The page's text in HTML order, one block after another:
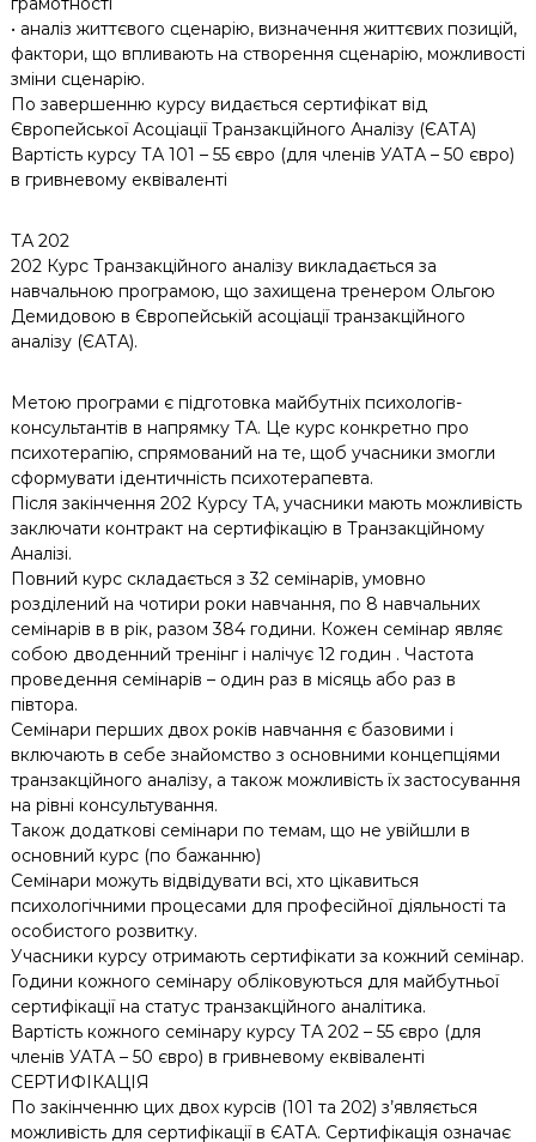
• аналіз життєвого сценарію, визначення життєвих позицій,
фактори, що впливають на створення сценарію, можливості
зміни сценарію.
По завершенню курсу видається сертифікат від
Європейської Асоціації Транзакційного Аналізу (ЄАТА)
Вартість курсу ТА 101 – 55 євро (для членів УАТА – 50 євро)
в гривневому еквіваленті
ТА 202
202 Курс Транзакційного аналізу викладається за
навчальною програмою, що захищена тренером Ольгою
Демидовою в Європейській асоціації транзакційного
аналізу (ЄАТА).
Метою програми є підготовка майбутніх психологів-
консультантів в напрямку ТА. Це курс конкретно про
психотерапію, спрямований на те, щоб учасники змогли
сформувати ідентичність психотерапевта.
Після закінчення 202 Курсу ТА, учасники мають можливість
заключати контракт на сертифікацію в Транзакційному
Аналізі.
Повний курс складається з 32 семінарів, умовно
розділений на чотири роки навчання, по 8 навчальних
семінарів в в рік, разом 384 години. Кожен семінар являє
собою дводенний тренінг і налічує 12 годин . Частота
проведення семінарів – один раз в місяць або раз в
півтора.
Семінари перших двох років навчання є базовими і
включають в себе знайомство з основними концепціями
транзакційного аналізу, а також можливість їх застосування
на рівні консультування.
Також додаткові семінари по темам, що не увійшли в
основний курс (по бажанню)
Семінари можуть відвідувати всі, хто цікавиться
психологічними процесами для професійної діяльності та
особистого розвитку.
Учасники курсу отримають сертифікати за кожний семінар.
Години кожного семінару обліковуються для майбутньої
сертифікації на статус транзакційного аналітика.
Вартість кожного семінару курсу ТА 202 – 55 євро (для
членів УАТА – 50 євро) в гривневому еквіваленті
СЕРТИФІКАЦІЯ
По закінченню цих двох курсів (101 та 202) з’являється
можливість для сертифікації в ЄАТА. Сертифікація означає